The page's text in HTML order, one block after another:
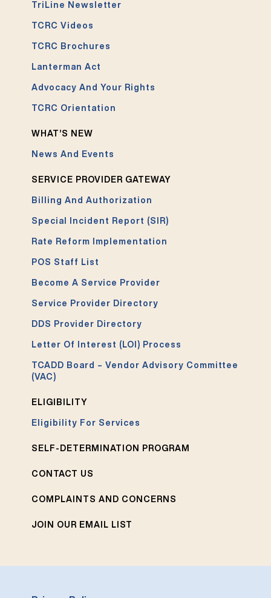
TriLine Newsletter
TCRC Videos
TCRC Brochures
Lanterman Act
Advocacy And Your Rights
TCRC Orientation
WHAT’S NEW
News And Events
SERVICE PROVIDER GATEWAY
Billing And Authorization
Special Incident Report (SIR)
Rate Reform Implementation
POS Staff List
Become A Service Provider
Service Provider Directory
DDS Provider Directory
Letter Of Interest (LOI) Process
TCADD Board – Vendor Advisory Committee
(VAC)
ELIGIBILITY
Eligibility For Services
SELF-DETERMINATION PROGRAM
CONTACT US
COMPLAINTS AND CONCERNS
JOIN OUR EMAIL LIST